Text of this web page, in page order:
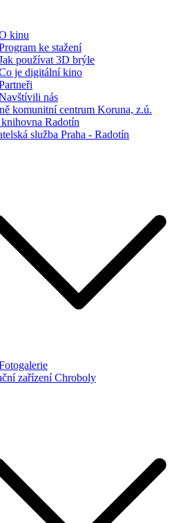
kinu
ke stažení
používat 3D brýle
je digitální kino
nás
komunitní centrum Koruna, z.ú.
Radotín
služba Praha - Radotín
zařízení Chroboly